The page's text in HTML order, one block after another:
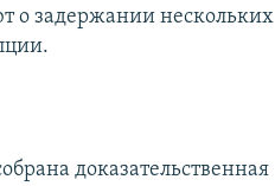
о задержании нескольких
доказательственная